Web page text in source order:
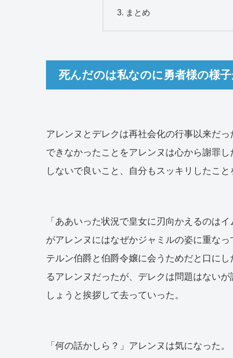
まとめ
死んだのは私なのに勇者様の様
アレンヌとデレクは再社会化の行事以来だ
できなかったことをアレンヌは心から謝罪
しないで良いこと、自分もスッキリしたこと
「ああいった状況で皇女に刃向かえるのは
がアレンヌにはなぜかジャミルの姿に重な
テルン伯爵と伯爵令嬢に会うためだと口に
るアレンヌだったが、デレクは問題はない
しょうと挨拶して去っていった。
「何の話かしら？」アレンヌは気になった。